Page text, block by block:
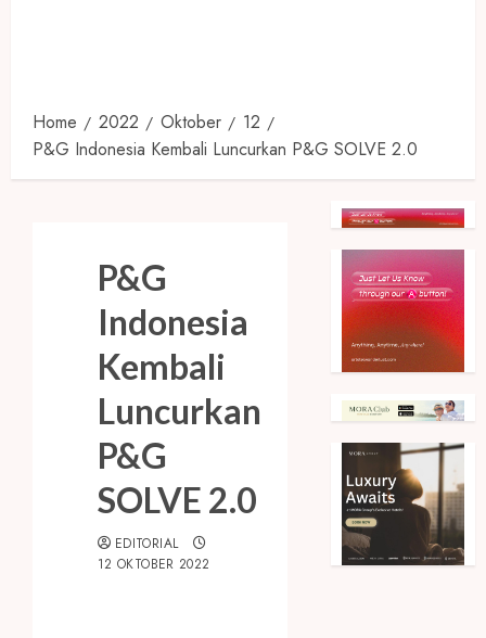
Home 2022 Oktober
12
P&G Indonesia Kembali Luncurkan P&G SOLVE 2.0
P&G
Indonesia
Kembali
Luncurkan
P&G
SOLVE 2.0
EDITORIAL
12 OKTOBER 2022